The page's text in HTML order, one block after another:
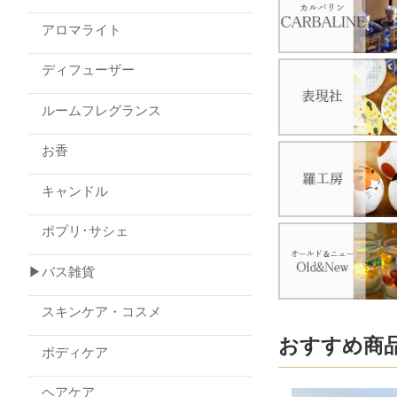
おすすめ商
アロマライト
ディフューザー
ルームフレグランス
お香
キャンドル
ポプリ･サシェ
▶バス雑貨
スキンケア・コスメ
ボディケア
ヘアケア